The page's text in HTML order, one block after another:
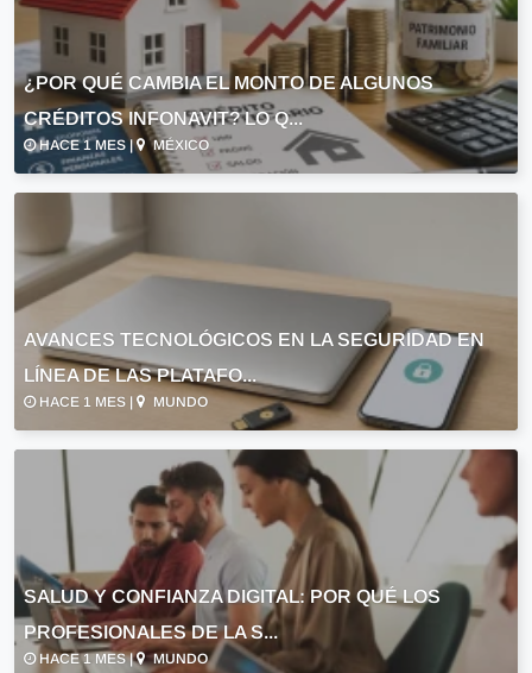
¿POR QUÉ CAMBIA EL MONTO DE ALGUNOS
CRÉDITOS INFONAVIT? LO Q...
HACE 1 MES | MÉXICO
AVANCES TECNOLÓGICOS EN LA SEGURIDAD EN
LÍNEA DE LAS PLATAFO...
HACE 1 MES | MUNDO
SALUD Y CONFIANZA DIGITAL: POR QUÉ LOS
PROFESIONALES DE LA S...
HACE 1 MES | MUNDO